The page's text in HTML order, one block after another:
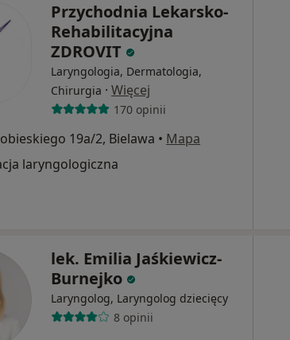
Przychodnia Lekarsko-
Rehabilitacyjna
ZDROVIT
Laryngologia, Dermatologia,
Chirurgia · Więcej
170 opinii
19a/2, Bielawa • Mapa
laryngologiczna
lek. Emilia Jaśkiewicz-
Burnejko
Laryngolog, Laryngolog dziecięcy
8 opinii